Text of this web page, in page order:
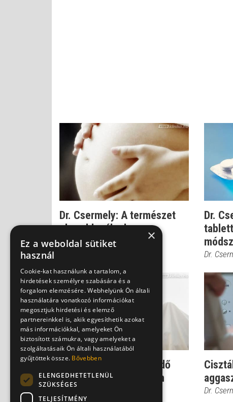
Dr. Csermely: A természet
okosabb nálunk
Dr. Csermely Gyula
Dr.
Dr.
Dr.Csermely: Ez a teendő
Down-kór gyanú esetén
Dr.
×
Ez a weboldal sütiket
használ
Cookie-kat használunk a tartalom, a
hirdetések személyre szabására és a
forgalom elemzésére. Webhelyünk Ön általi
használatára vonatkozó információkat
megosztjuk hirdetési és elemző
partnereinkkel is, akik egyesíthetik azokat
más információkkal, amelyeket Ön
biztosított számukra, vagy amelyeket a
szolgáltatásaik Ön általi használatából
gyűjtöttek össze. Bővebben
ELENGEDHETETLENÜL
SZÜKSÉGES
TELJESÍTMÉNY